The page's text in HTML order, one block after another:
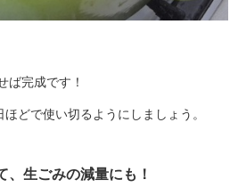
ば完成です！
使い切るようにしましょう。
、生ごみの減量にも！